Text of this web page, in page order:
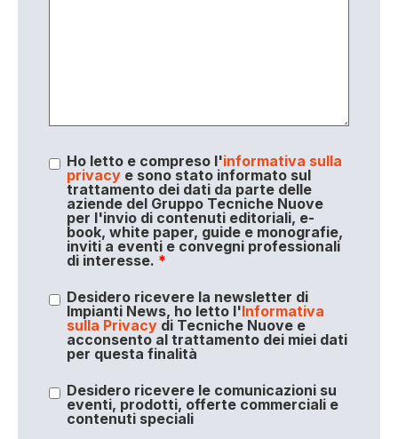
Ho letto e compreso l'informativa sulla
privacye sono stato informato sul
trattamento dei dati da parte delle
aziende del Gruppo Tecniche Nuove
per l'invio di contenuti editoriali, e-
book, white paper, guide e monografie,
inviti a eventi e convegni professionali
di interesse. *
Desidero ricevere la newsletter di
Impianti News, ho letto l'Informativa
sulla Privacydi Tecniche Nuove e
acconsento al trattamento dei miei dati
per questa finalità
Desidero ricevere le comunicazioni su
eventi, prodotti, offerte commerciali e
contenuti speciali